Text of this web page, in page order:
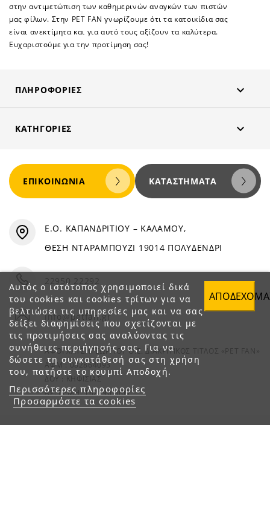
στην αντιμετώπιση των καθημερινών αναγκών των πιστών
μας φίλων. Στην PET FAN γνωρίζουμε ότι τα κατοικίδια σας
είναι ανεκτίμητα και για αυτό τους αξίζουν τα καλύτερα.
Ευχαριστούμε για την προτίμηση σας!
ΠΛΗΡΟΦΟΡΊΕΣ 
ΚΑΤΗΓΟΡΊΕΣ 
Αυτός ο ιστότοπος χρησιμοποιεί δικά
του cookies και cookies τρίτων για να
βελτιώσει τις υπηρεσίες μας και να σας
δείξει διαφημίσεις που σχετίζονται με
τις προτιμήσεις σας αναλύοντας τις
συνήθειες περιήγησής σας. Για να
δώσετε τη συγκατάθεσή σας στη χρήση
του, πατήστε το κουμπί Αποδοχή.
Περισσότερες πληροφορίες
Προσαρμόστε τα cookies
ΕΠΙΚΟΙΝΩΝΊΑ ΚΑΤΑΣΤΉΜΑΤΑ
Ε.Ο. ΚΑΠΑΝΔΡΙΤΙΟΥ – ΚΑΛΑΜΟΥ,
ΘΕΣΗ ΝΤΑΡΑΜΠΟΥΖΙ 19014 ΠΟΛΥΔΕΝΔΡΙ
22950 22292
info@petfan.gr
ΑΦΟΙ ΧΑΤΖΗΓΕΩΡΓΙΟΥ Ο.Ε. ΔΙΑΚΡΙΤΙΚΟΣ ΤΙΤΛΟΣ «PET FAN»
ΑΦΜ : 082864093
ΔΟΥ : ΚΗΦΙΣΙΑΣ
ΑΡ. ΓΕΜΗ: 1821901000